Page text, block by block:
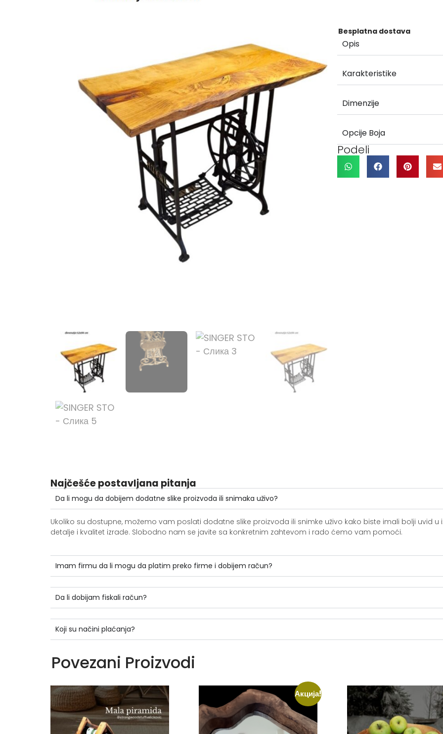
Besplatna dostava
Opis
Karakteristike
Dimenzije
Opcije Boja
Podeli
Najčešće postavljana pitanja
Da li mogu da dobijem dodatne slike proizvoda ili snimaka uživo?
Ukoliko su dostupne, možemo vam poslati dodatne slike proizvoda ili snimke uživo kako biste imali bolji uvid u
detalje i kvalitet izrade. Slobodno nam se javite sa konkretnim zahtevom i rado ćemo vam pomoći.
Imam firmu da li mogu da platim preko firme i dobijem račun?
Da li dobijam fiskali račun?
Koji su načini plaćanja?
Povezani Proizvodi
Акција!